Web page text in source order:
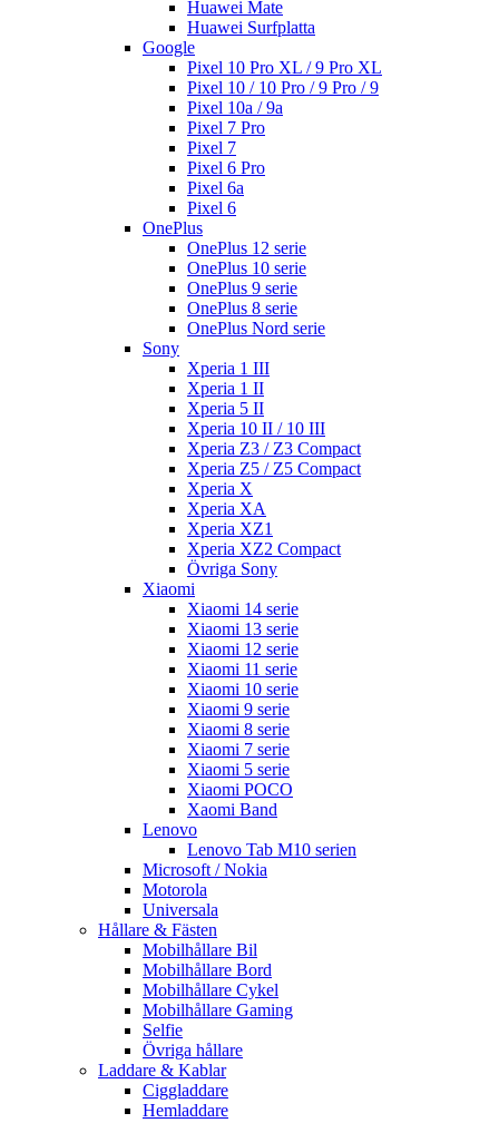
Huawei Mate
Huawei Surfplatta
Google
Pixel 10 Pro XL / 9 Pro XL
Pixel 10 / 10 Pro / 9 Pro / 9
Pixel 10a / 9a
Pixel 7 Pro
Pixel 7
Pixel 6 Pro
Pixel 6a
Pixel 6
OnePlus
OnePlus 12 serie
OnePlus 10 serie
OnePlus 9 serie
OnePlus 8 serie
OnePlus Nord serie
Sony
Xperia 1 III
Xperia 1 II
Xperia 5 II
Xperia 10 II / 10 III
Xperia Z3 / Z3 Compact
Xperia Z5 / Z5 Compact
Xperia X
Xperia XA
Xperia XZ1
Xperia XZ2 Compact
Övriga Sony
Xiaomi
Xiaomi 14 serie
Xiaomi 13 serie
Xiaomi 12 serie
Xiaomi 11 serie
Xiaomi 10 serie
Xiaomi 9 serie
Xiaomi 8 serie
Xiaomi 7 serie
Xiaomi 5 serie
Xiaomi POCO
Xaomi Band
Lenovo
Lenovo Tab M10 serien
Microsoft / Nokia
Motorola
Universala
Hållare & Fästen
Mobilhållare Bil
Mobilhållare Bord
Mobilhållare Cykel
Mobilhållare Gaming
Selfie
Övriga hållare
Laddare & Kablar
Ciggladdare
Hemladdare